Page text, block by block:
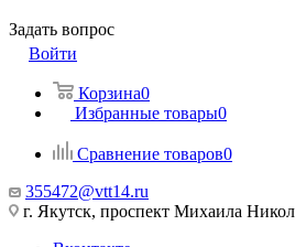
Задать вопрос
Войти
Корзина0
Избранные товары0
Сравнение товаров0
355472@vtt14.ru
г. Якутск, проспект Михаила